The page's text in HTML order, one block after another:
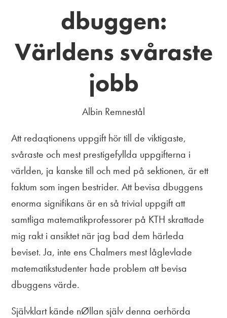
dbuggen:
Världens svåraste
jobb
Albin Remnestål
Att redaqtionens uppgift hör till de viktigaste,
svåraste och mest prestigefyllda uppgifterna i
världen, ja kanske till och med på sektionen, är ett
faktum som ingen bestrider. Att bevisa dbuggens
enorma signifikans är en så trivial uppgift att
samtliga matematikprofessorer på KTH skrattade
mig rakt i ansiktet när jag bad dem härleda
beviset. Ja, inte ens Chalmers mest låglevlade
matematikstudenter hade problem att bevisa
dbuggens värde.
Självklart kände nØllan själv denna oerhörda